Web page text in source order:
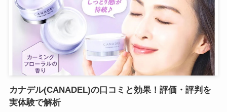
カナデル(CANADEL)の口コミと効果！評価・評判を
実体験で解析